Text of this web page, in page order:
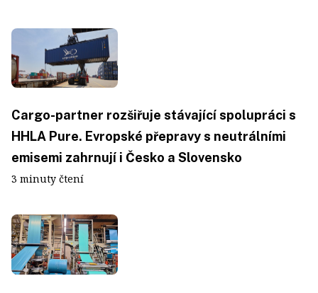
Cargo-partner rozšiřuje stávající spolupráci s
HHLA Pure. Evropské přepravy s neutrálními
emisemi zahrnují i Česko a Slovensko
3 minuty čtení